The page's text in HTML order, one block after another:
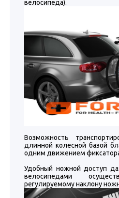
велосипеда).
Возможность
длинной колесной базой
одним движением
Удобный ножной доступ
велосипедами
регулируемому наклону